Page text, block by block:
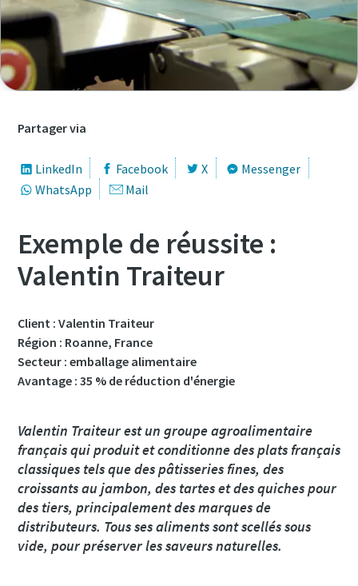
Partager via
LinkedIn Facebook X
Messenger
WhatsApp
Mail
Exemple de réussite :
Valentin Traiteur
Client : Valentin Traiteur
Région : Roanne, France
Secteur : emballage alimentaire
Avantage : 35 % de réduction d'énergie
Valentin Traiteur est un groupe agroalimentaire
français qui produit et conditionne des plats français
classiques tels que des pâtisseries fines, des
croissants au jambon, des tartes et des quiches pour
des tiers, principalement des marques de
distributeurs. Tous ses aliments sont scellés sous
vide, pour préserver les saveurs naturelles.
Prénom
E-mail
Informations supplémentaires
Société
Pays
Rue
Ville
Code postal
Prénom
E-mail
Informations supplémentaires
Société
Pays
Rue
Ville
Code postal
Prénom
E-mail
Informations supplémentaires
Société
Pays
Rue
Ville
Code postal
Prénom
E-mail
Informations supplémentaires
Société
Pays
Rue
Ville
Code postal